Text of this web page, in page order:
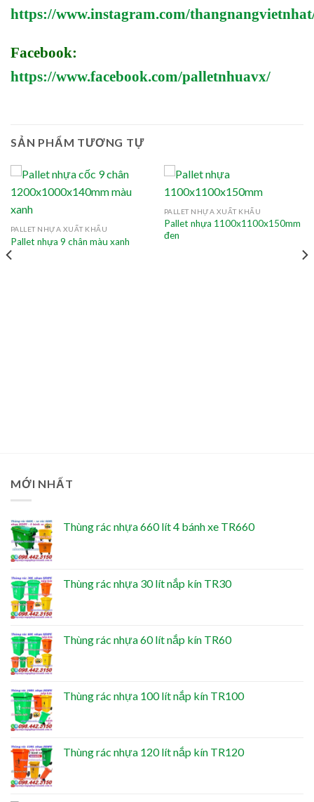
https://www.instagram.com/
Facebook:
https://www.facebook.com/palletnhuavx/
SẢN PHẨM TƯƠNG TỰ
PALLET NHỰA XUẤT KHẨU
Pallet nhựa 9 chân màu xanh
PALLET NHỰA XUẤT KHẨU
Pallet nhựa 1100x1100x150mm
đen
MỚI NHẤT
Thùng rác nhựa 660 lít 4 bánh xe TR660
Thùng rác nhựa 30 lít nắp kín TR30
Thùng rác nhựa 60 lít nắp kín TR60
Thùng rác nhựa 100 lít nắp kín TR100
Thùng rác nhựa 120 lít nắp kín TR120